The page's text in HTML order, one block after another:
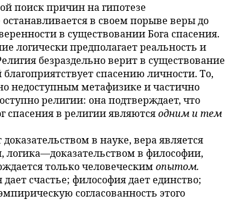
поиск причин на гипотезе
в своем порыве веры до
в существовании Бога спасения.
логически предполагает реальность и
безраздельно верит в существование
спасению личности. То,
недоступным метафизике и частично
религии: она подтверждает, что
спасения в религии являютсяодним и тем
в науке, вера является
логика—доказательством в философии,
только человеческимопытом.
счастье; философия дает единство;
согласованность этого